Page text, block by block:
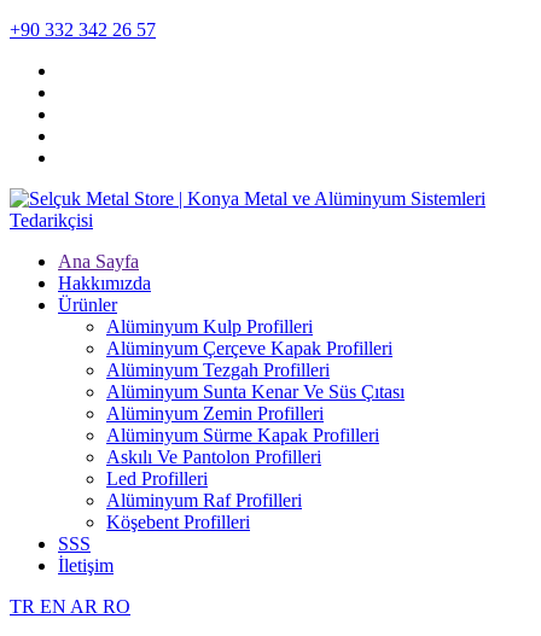
+90 332 342 26 57
Ana Sayfa
Hakkımızda
Ürünler
Alüminyum Kulp Profilleri
Alüminyum Çerçeve Kаpаk Profilleri
Alüminyum Tezgah Profilleri
Alüminyum Sunta Kenar Ve Süs Çıtası
Alüminyum Zemin Profilleri
Alüminyum Sürme Kapak Profilleri
Askılı Ve Pantolon Profilleri
Led Profilleri
Alüminyum Raf Profilleri
Köşebent Profilleri
SSS
İletişim
TR EN AR RO